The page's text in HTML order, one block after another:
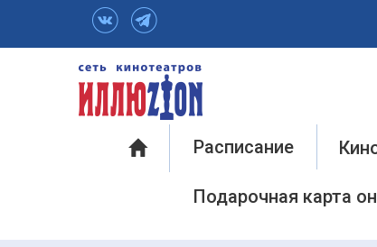
Расписание
Подарочная карта